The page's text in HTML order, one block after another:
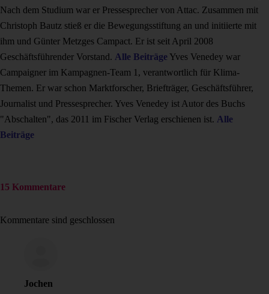
Nach dem Studium war er Pressesprecher von Attac. Zusammen mit
Christoph Bautz stieß er die Bewegungsstiftung an und initiierte mit
ihm und Günter Metzges Campact. Er ist seit April 2008
Geschäftsführender Vorstand. Alle Beiträge Yves Venedey war
Campaigner im Kampagnen-Team 1, verantwortlich für Klima-
Themen. Er war schon Marktforscher, Briefträger, Geschäftsführer,
Journalist und Pressesprecher. Yves Venedey ist Autor des Buchs
"Abschalten", das 2011 im Fischer Verlag erschienen ist. Alle
Beiträge
15 Kommentare
Kommentare sind geschlossen
Jochen